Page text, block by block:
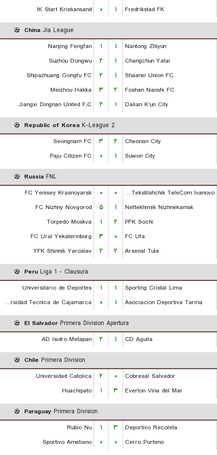
IK Start Kristiansand
۰ ۱ Fredrikstad FK
China Jia League
Nanjing Fengfan
۱ ۱
Nantong Zhiyun
Suzhou Dongwu
۲ ۱
Changchun Yatai
Shijiazhuang Gongfu FC
۲ ۱
Shaanxi Union FC
Meizhou Hakka
۳ ۲
Foshan Nanshi FC
Jiangxi Dingnan United F.C
۲ ۱ Dalian K'un City
Republic of Korea K-League 2
Seongnam FC
۳ ۲
Cheonan City
Paju Citizen FC
۰ ۱ Suwon City
Russia FNL
FC Yenisey Krasnoyarsk
۰ ۰
FK Tekstilshchik TeleCom Ivanovo
FC Nizhny Novgorod
۵ ۱
Neftekhimik Nizhnekamsk
Torpedo Moskva
۱ ۲
PFK Sochi
FC Ural Yekaterinburg
۳ ۰
FC Ufa
YFK Shinnik Yaroslav
۲ ۲ Arsenal Tula
Peru Liga 1 - Clausura
Universitario de Deportes
۱ ۱
Sporting Cristal Lima
Universidad Tecnica de Cajamarca
۰ ۱ Asociacion Deportiva Tarma
El Salvador Primera Division Apertura
AD Isidro Metapan
۲ ۱ CD Aguila
Chile Primera Division
Universidad Catolica
۲ ۰
Cobresal Salvador
Huachipato
۱ ۳ Everton Vina del Mar
Paraguay Primera Division
Rubio Nu
۱ ۳
Deportivo Recoleta
Sportivo Ameliano
۰ ۰ Cerro Porteno